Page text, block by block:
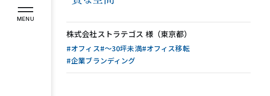
MENU
インタビュー お客様の声
COMPANY
株式会社ストラテゴス 様（東京都）
#オフィス#〜30坪未満#オフィス移転
#企業ブランディング